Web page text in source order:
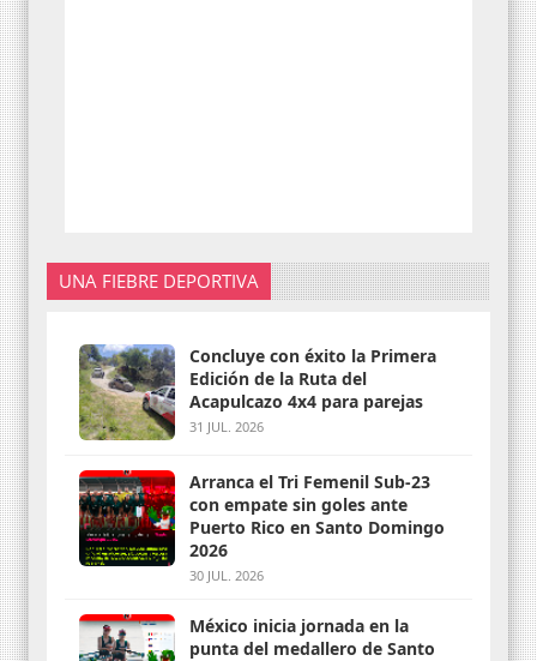
UNA FIEBRE DEPORTIVA
Concluye con éxito la Primera
Edición de la Ruta del
Acapulcazo 4x4 para parejas
31 JUL. 2026
Arranca el Tri Femenil Sub-23
con empate sin goles ante
Puerto Rico en Santo Domingo
2026
30 JUL. 2026
México inicia jornada en la
punta del medallero de Santo